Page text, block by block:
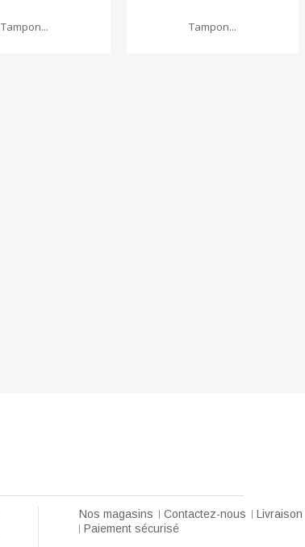
Tampon... Tampon...
Nos magasins Contactez-nous Livraison
Paiement sécurisé